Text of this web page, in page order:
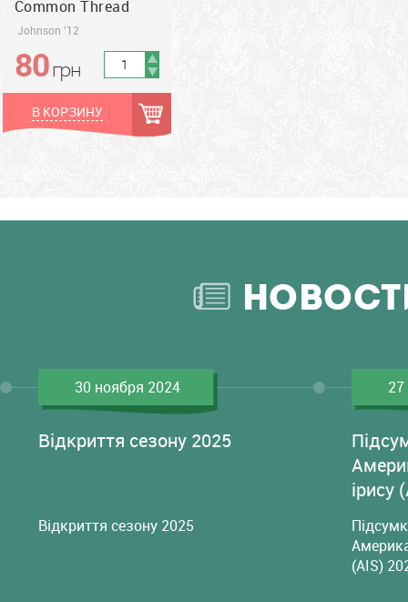
Common Thread
Johnson '12
грн
80грн
В КОРЗИНУ
30 ноября 2024
Відкриття сезону 2025
Відкриття сезону 2025
ірису
(AIS)